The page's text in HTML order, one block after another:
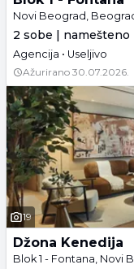
Novi Beograd,
2 sobe | namešteno
Agencija • Useljivo
Ažurirano 30.07.2026.
19
Džona Kenedija
Blok 1 - Fontana, Novi